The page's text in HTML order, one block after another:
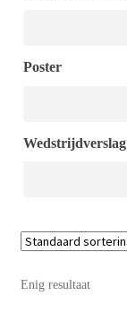
Poster
Wedstrijdverslag
Enig resultaat